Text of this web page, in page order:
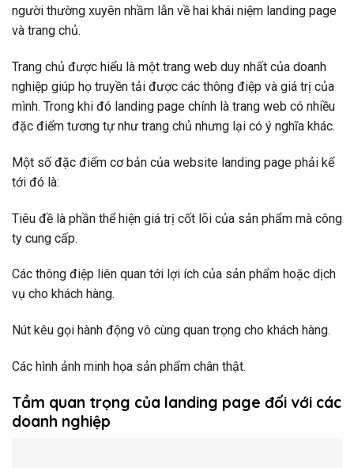
người thường xuyên nhầm lẫn về hai khái niệm landing page
và trang chủ.
Trang chủ được hiểu là một trang web duy nhất của doanh
nghiệp giúp họ truyền tải được các thông điệp và giá trị của
mình. Trong khi đó landing page chính là trang web có nhiều
đặc điểm tương tự như trang chủ nhưng lại có ý nghĩa khác.
Một số đặc điểm cơ bản của website landing page phải kể
tới đó là:
Tiêu đề là phần thể hiện giá trị cốt lõi của sản phẩm mà công
ty cung cấp.
Các thông điệp liên quan tới lợi ích của sản phẩm hoặc dịch
vụ cho khách hàng.
Nút kêu gọi hành động vô cùng quan trọng cho khách hàng.
Các hình ảnh minh họa sản phẩm chân thật.
Tầm quan trọng của landing page đối với các
doanh nghiệp